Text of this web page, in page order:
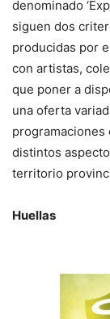
denominado
siguen dos
producidas por
con artistas,
que poner a
una oferta
programaciones
distintos
territorio
Huellas